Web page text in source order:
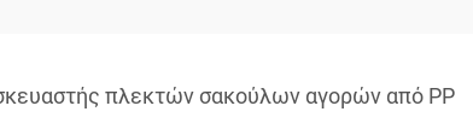
πλεκτών σακούλων αγορών από PP